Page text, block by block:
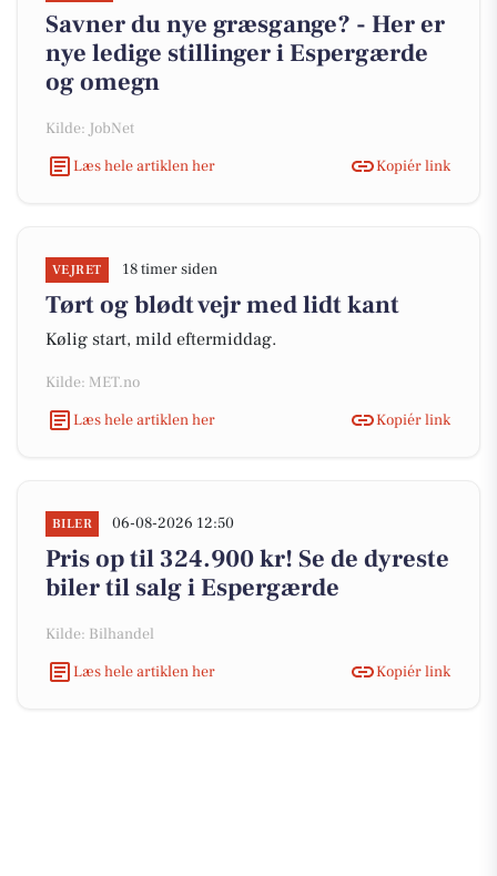
Savner du nye græsgange? - Her er
nye ledige stillinger i Espergærde
og omegn
Kilde: JobNet
Læs hele artiklen her
Kopiér link
VEJRET 18 timer siden
Tørt og blødt vejr med lidt kant
Kølig start, mild eftermiddag.
Kilde: MET.no
Læs hele artiklen her
Kopiér link
BILER 06-08-2026 12:50
Pris op til 324.900 kr! Se de dyreste
biler til salg i Espergærde
Kilde: Bilhandel
Læs hele artiklen her
Kopiér link